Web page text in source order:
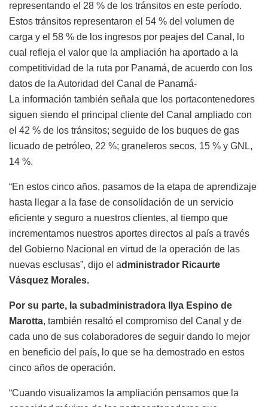
representando el 28 % de los tránsitos en este período.
Estos tránsitos representaron el 54 % del volumen de
carga y el 58 % de los ingresos por peajes del Canal, lo
cual refleja el valor que la ampliación ha aportado a la
competitividad de la ruta por Panamá, de acuerdo con los
datos de la Autoridad del Canal de Panamá-
La información también señala que los portacontenedores
siguen siendo el principal cliente del Canal ampliado con
el 42 % de los tránsitos; seguido de los buques de gas
licuado de petróleo, 22 %; graneleros secos, 15 % y GNL,
14 %.
“En estos cinco años, pasamos de la etapa de aprendizaje
hasta llegar a la fase de consolidación de un servicio
eficiente y seguro a nuestros clientes, al tiempo que
incrementamos nuestros aportes directos al país a través
del Gobierno Nacional en virtud de la operación de las
nuevas esclusas”, dijo el administrador Ricaurte
Vásquez Morales.
Por su parte, la subadministradora Ilya Espino de
Marotta, también resaltó el compromiso del Canal y de
cada uno de sus colaboradores de seguir dando lo mejor
en beneficio del país, lo que se ha demostrado en estos
cinco años de operación.
“Cuando visualizamos la ampliación pensamos que la